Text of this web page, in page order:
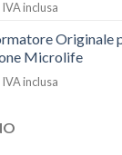
IVA inclusa
Originale
Microlife
IVA inclusa